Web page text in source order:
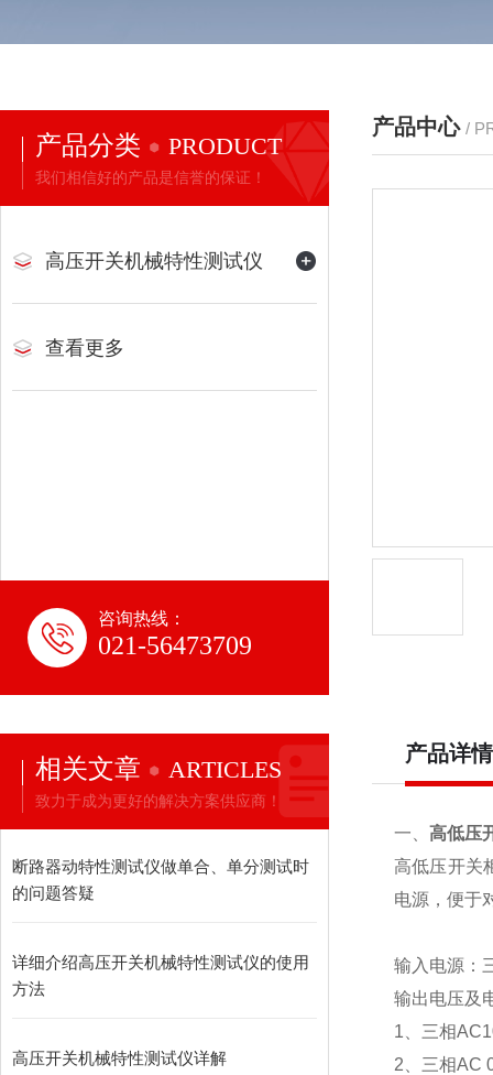
产品分类 PRODUCT
我们相信好的产品是信誉的保证！
高压开关机械特性测试仪
查看更多
咨询热线：
021-56473709
相关文章 ARTICLES
致力于成为更好的解决方案供应商！
断路器动特性测试仪做单合、单分测试时
的问题答疑
详细介绍高压开关机械特性测试仪的使用
方法
高压开关机械特性测试仪详解
产品中心 /
产品详情
一、 高低压
高低压开关
电源，便于
输入电源：
输出电压及
1、三相
2、三相